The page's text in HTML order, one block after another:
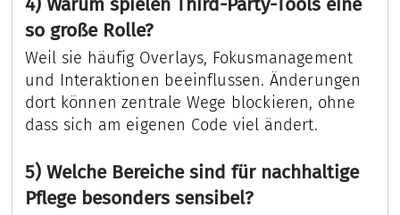
so große Rolle?
Weil sie häufig Overlays, Fokusmanagement
und Interaktionen beeinflussen. Änderungen
dort können zentrale Wege blockieren, ohne
dass sich am eigenen Code viel ändert.
5) Welche Bereiche sind für nachhaltige
Pflege besonders sensibel?